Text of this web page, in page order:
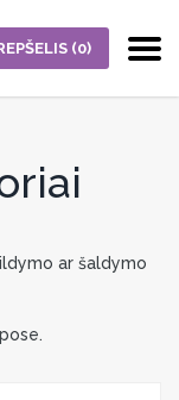
(0)
ar šaldymo